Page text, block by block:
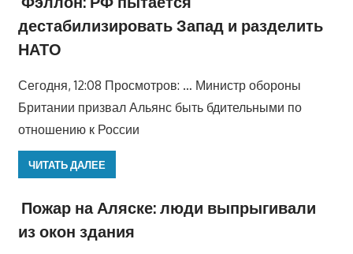
дестабилизировать Запад и разделить
НАТО
Сегодня, 12:08 Просмотров: … Министр обороны
Британии призвал Альянс быть бдительными по
отношению к России
ЧИТАТЬ ДАЛЕЕ
Пожар на Аляске: люди выпрыгивали
из окон здания